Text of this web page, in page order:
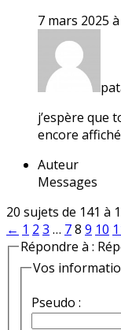
7 mars 2025
j’espère que
encore
Auteur
Messages
20 sujets de 141 à
← 1 2 3 … 78 9 10
Répondre à :
Vos
Pseudo :